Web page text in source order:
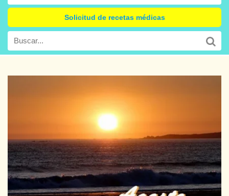
Solicitud de recetas médicas